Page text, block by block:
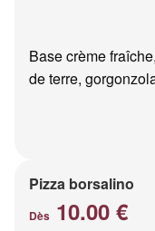
Base crème
de terre,
Pizza borsalino
Dès 10.00 €